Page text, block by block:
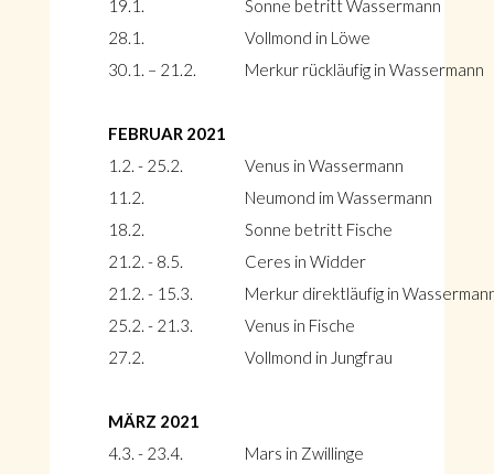
19.1.
Sonne betritt Wassermann
28.1.
Vollmond in Löwe
30.1. – 21.2.
Merkur rückläufig in Wassermann
FEBRUAR 2021
1.2. - 25.2.
Venus in Wassermann
11.2.
Neumond im Wassermann
18.2.
Sonne betritt Fische
21.2. - 8.5.
Ceres in Widder
21.2. - 15.3.
Merkur direktläufig in
25.2. - 21.3.
Venus in Fische
27.2.
Vollmond in Jungfrau
MÄRZ 2021
4.3. - 23.4.
Mars in Zwillinge